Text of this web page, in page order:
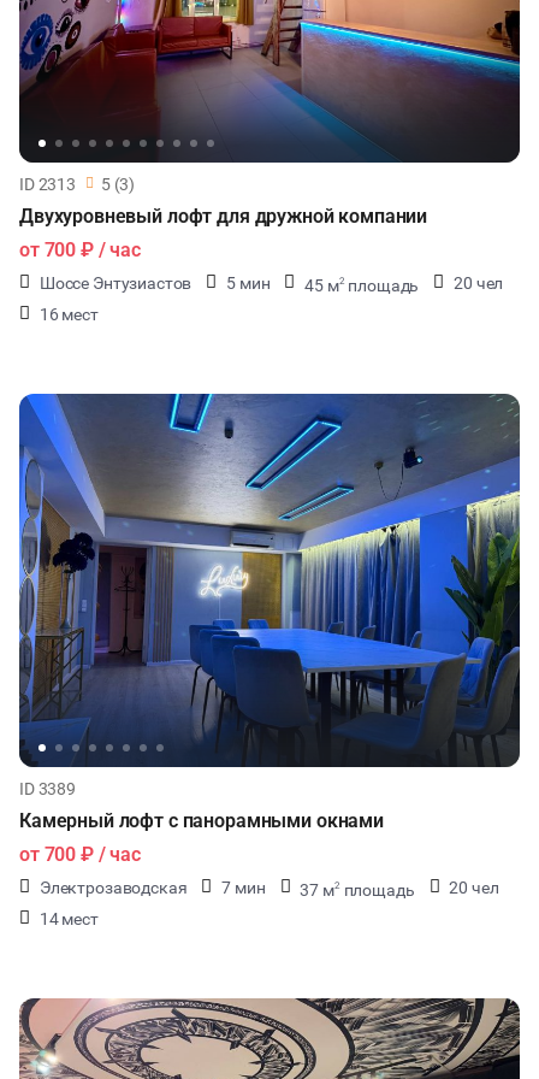
ID 2313 5 (3)
Двухуровневый лофт для дружной компании
от 700 ₽/ час
Шоссе Энтузиастов 5 мин 45 м2 площадь
20 чел
16 мест
ID 3389
Камерный лофт с панорамными окнами
от 700 ₽/ час
Электрозаводская 7 мин 37 м2 площадь
20 чел
14 мест